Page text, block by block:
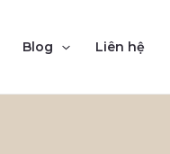
Blog Liên hệ